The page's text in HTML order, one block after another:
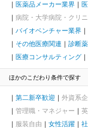
医薬品メーカー業界
病院・大学病院・クリ
バイオベンチャー業界
その他医療関連
診断
医療コンサルティング
ほかのこだわり条件で探す
第二新卒歓迎 外資系
管理職・マネジャー
服装自由
女性活躍